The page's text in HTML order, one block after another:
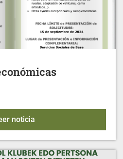
noticiaIFBS - Ayudas